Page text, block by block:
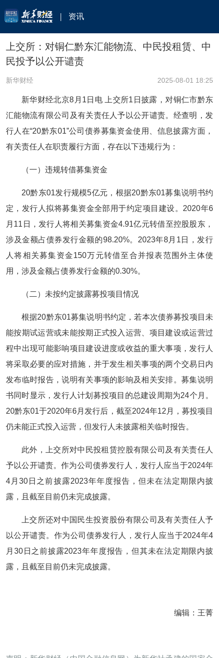
资讯
上交所：对铜仁黔东汇能物流、中民投租赁、中
民投予以公开谴责
新华财经 2025-08-01 18:25
新华财经北京8月1日电 上交所1日披露，对铜仁市黔东
汇能物流有限公司及有关责任人予以公开谴责。经查明，发
行人在“20黔东01”公司债券募集资金使用、信息披露方面，
有关责任人在职责履行方面，存在以下违规行为：
（一）违规转借募集资金
20黔东01发行规模5亿元，根据20黔东01募集说明书约
定，发行人拟将募集资金全部用于约定项目建设。2020年6
月11日，发行人将相关募集资金4.91亿元转借至控股股东，
涉及金额占债券发行金额的98.20%。2023年8月1日，发行
人将相关募集资金150万元转借至合并报表范围外主体使
用，涉及金额占债券发行金额的0.30%。
（二）未按约定披露募投项目情况
根据20黔东01募集说明书约定，若本次债券募投项目未
能按期试运营或未能按期正式投入运营、项目建设或运营过
程中出现可能影响项目建设进度或收益的重大事项，发行人
将采取必要的应对措施，并于发生相关事项的两个交易日内
发布临时报告，说明有关事项的影响及相关安排。募集说明
书同时显示，发行人计划募投项目的总建设周期为24个月。
20黔东01于2020年6月发行后，截至2024年12月，募投项目
仍未能正式投入运营，但发行人未披露相关临时报告。
此外，上交所对中民投租赁控股有限公司及有关责任人
予以公开谴责。作为公司债券发行人，发行人应当于2024年
4月30日之前披露2023年年度报告，但未在法定期限内披
露，且截至目前仍未完成披露。
上交所还对中国民生投资股份有限公司及有关责任人予
以公开谴责。作为公司债券发行人，发行人应当于2024年4
月30日之前披露2023年年度报告，但其未在法定期限内披
露，且截至目前仍未完成披露。
编辑：王菁